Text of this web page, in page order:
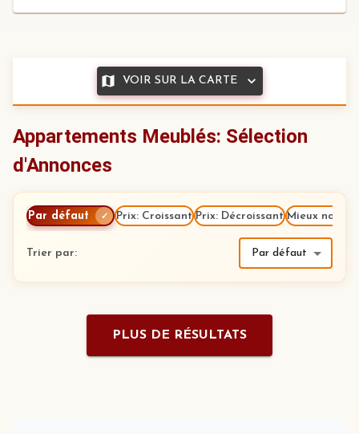
VOIR SUR LA CARTE
Appartements Meublés: Sélection
d'Annonces
Par défaut ✓ Prix: Croissant Prix: Décroissant Mieux notés
Trier par: Par défaut
PLUS DE RÉSULTATS